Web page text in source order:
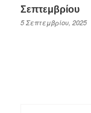
Σεπτεμβρίου
5 Σεπτεμβρίου, 2025